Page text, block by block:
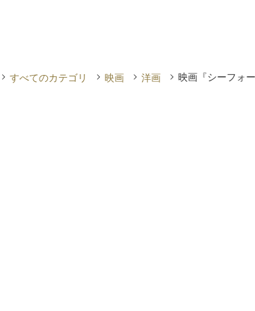
すべてのカテゴリ 映画 洋画 映画『シーフォ